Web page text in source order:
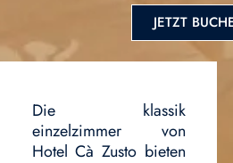
JETZT
Die klassik
einzelzimmer von
Hotel Cà Zusto bieten